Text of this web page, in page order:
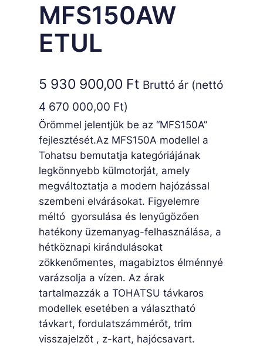
MFS150AW
ETUL
5 930 900,00 Ft Bruttó ár (nettó
4 670 000,00 Ft)
Örömmel jelentjük be az “MFS150A”
fejlesztését.Az MFS150A modellel a
Tohatsu bemutatja kategóriájának
legkönnyebb külmotorját, amely
megváltoztatja a modern hajózással
szembeni elvárásokat. Figyelemre
méltó gyorsulása és lenyűgözően
hatékony üzemanyag-felhasználása, a
hétköznapi kirándulásokat
zökkenőmentes, magabiztos élménnyé
varázsolja a vízen. Az árak
tartalmazzák a TOHATSU távkaros
modellek esetében a választható
távkart, fordulatszámmérőt, trim
visszajelzőt , z-kart, hajócsavart.